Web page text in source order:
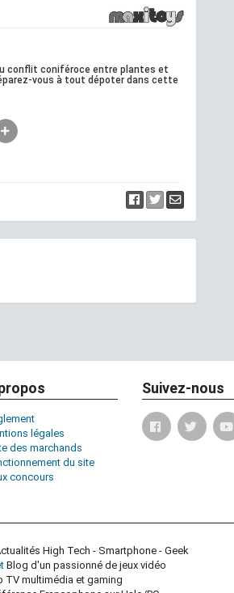
conflit coniféroce entre plantes et
vous à tout dépoter dans cette
légales
des marchands
du site
concours
Suivez-nous
High Tech - Smartphone - Geek
Blog d'un passionné de jeux vidéo
TV multimédia et gaming